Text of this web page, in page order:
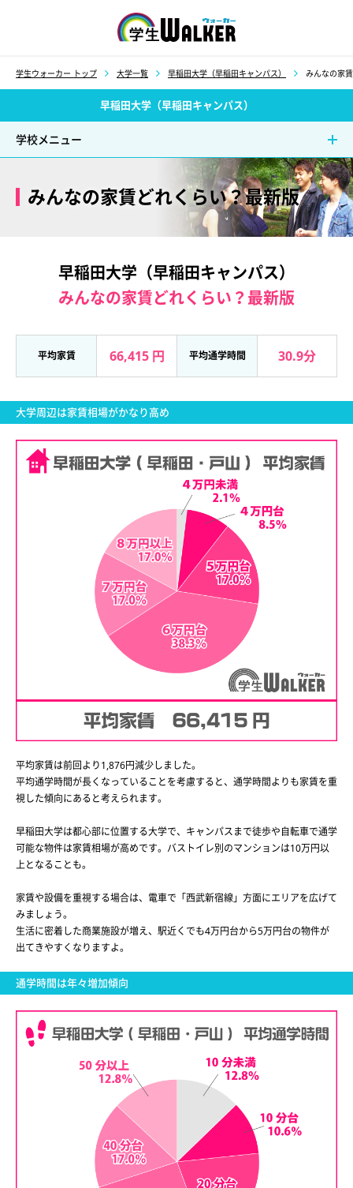
学生ウォーカー トップ 大学一覧 早稲田大学（早稲田キャンパス） みんなの家
早稲田大学（早稲田キャンパス）
学校メニュー
みんなの家賃どれくらい？最新版
早稲田大学（早稲田キャンパス）
みんなの家賃どれくらい？最新版
平均家賃 66,415 円 平均通学時間 30.9分
大学周辺は家賃相場がかなり高め
平均家賃は前回より1,876円減少しました。
平均通学時間が長くなっていることを考慮すると、通学時間よりも家賃を重
視した傾向にあると考えられます。
早稲田大学は都心部に位置する大学で、キャンパスまで徒歩や自転車で通学
可能な物件は家賃相場が高めです。バストイレ別のマンションは10万円以
上となることも。
家賃や設備を重視する場合は、電車で「西武新宿線」方面にエリアを広げて
みましょう。
生活に密着した商業施設が増え、駅近くでも4万円台から5万円台の物件が
出てきやすくなりますよ。
通学時間は年々増加傾向